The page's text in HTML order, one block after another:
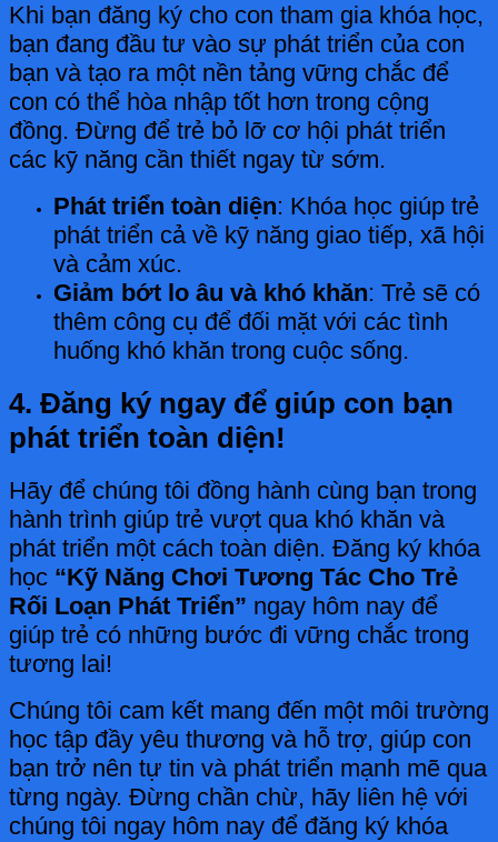
Khi bạn đăng ký cho con tham gia khóa học,
bạn đang đầu tư vào sự phát triển của con
bạn và tạo ra một nền tảng vững chắc để
con có thể hòa nhập tốt hơn trong cộng
đồng. Đừng để trẻ bỏ lỡ cơ hội phát triển
các kỹ năng cần thiết ngay từ sớm.
Phát triển toàn diện: Khóa học giúp trẻ
phát triển cả về kỹ năng giao tiếp, xã hội
và cảm xúc.
Giảm bớt lo âu và khó khăn: Trẻ sẽ có
thêm công cụ để đối mặt với các tình
huống khó khăn trong cuộc sống.
4. Đăng ký ngay để giúp con bạn
phát triển toàn diện!
Hãy để chúng tôi đồng hành cùng bạn trong
hành trình giúp trẻ vượt qua khó khăn và
phát triển một cách toàn diện. Đăng ký khóa
học “Kỹ Năng Chơi Tương Tác Cho Trẻ
Rối Loạn Phát Triển” ngay hôm nay để
giúp trẻ có những bước đi vững chắc trong
tương lai!
Chúng tôi cam kết mang đến một môi trường
học tập đầy yêu thương và hỗ trợ, giúp con
bạn trở nên tự tin và phát triển mạnh mẽ qua
từng ngày. Đừng chần chừ, hãy liên hệ với
chúng tôi ngay hôm nay để đăng ký khóa